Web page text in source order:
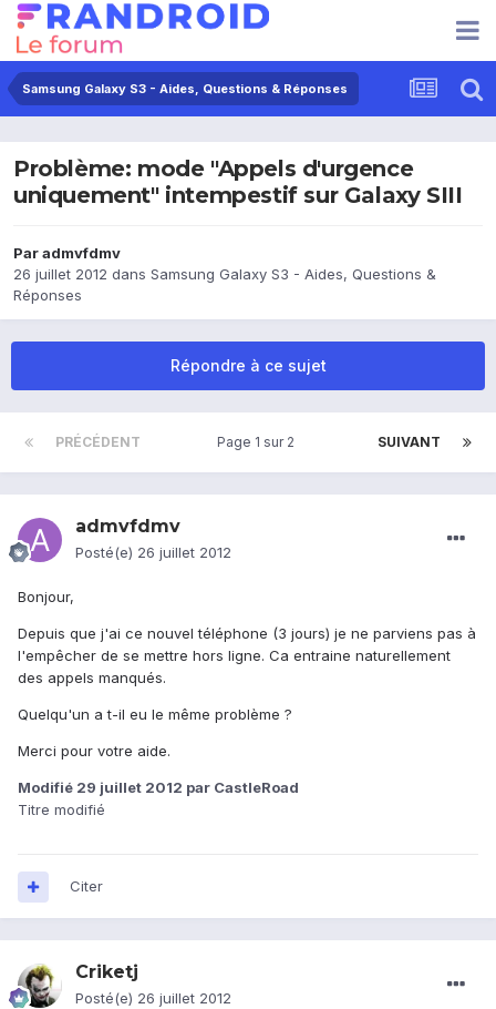
Samsung Galaxy S3 - Aides, Questions & Réponses
Problème: mode "Appels d'urgence
uniquement" intempestif sur Galaxy SIII
Paradmvfdmv
26 juillet 2012 dans Samsung Galaxy S3 - Aides, Questions &
Réponses
Répondre à ce sujet
PRÉCÉDENT SUIVANT
Page 1 sur 2
admvfdmv
Posté(e) 26 juillet 2012
Bonjour,
Depuis que j'ai ce nouvel téléphone (3 jours) je ne parviens pas à
l'empêcher de se mettre hors ligne. Ca entraine naturellement
des appels manqués.
Quelqu'un a t-il eu le même problème ?
Merci pour votre aide.
Modifié 29 juillet 2012 par CastleRoad
Titre modifié
Citer
Criketj
Posté(e) 26 juillet 2012